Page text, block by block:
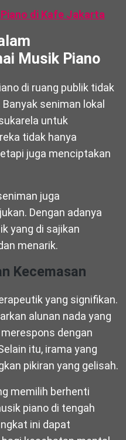
di Kafe Jakarta
Musik Piano
di ruang publik tidak
seniman lokal
untuk
tidak hanya
juga menciptakan
juga
Dengan adanya
yang di sajikan
menarik.
Kecemasan
yang signifikan.
alunan nada yang
dengan
itu, irama yang
pikiran yang gelisah.
memilih berhenti
piano di tengah
ini dapat